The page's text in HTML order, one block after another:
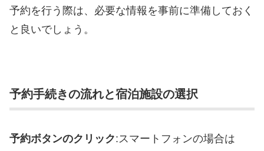
予約を行う際は、必要な情報を事前に準備しておく
と良いでしょう。
予約手続きの流れと宿泊施設の選択
予約ボタンのクリック:スマートフォンの場合は